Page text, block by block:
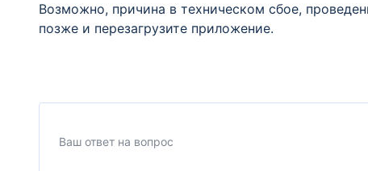
Возможно, причина в техническом сбое,
позже и перезагрузите приложение.